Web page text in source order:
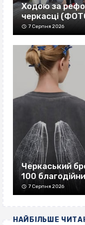
Ходою за
черкасці
7 Серпня 2026
Черкаський
100
7 Серпня 2026
НАЙБІЛЬШЕ